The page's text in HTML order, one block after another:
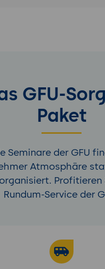
GFU-
Paket
Seminare der GFU
Atmosphäre
Profitieren
Rundum-Service der